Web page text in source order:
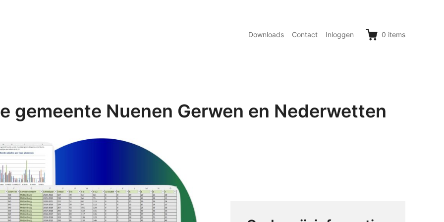
Downloads Contact Inloggen 0 items
gemeente Nuenen Gerwen en Nederwetten